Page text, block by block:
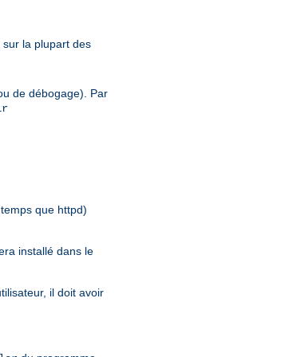
la plupart des
de débogage). Par
que httpd)
installé dans le
il doit avoir